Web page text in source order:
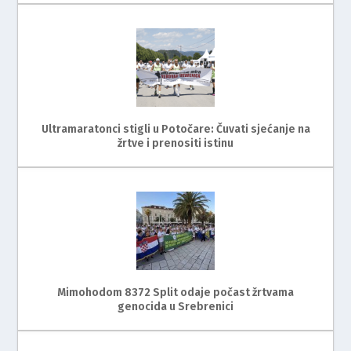
Ultramaratonci stigli u Potočare: Čuvati sjećanje na
žrtve i prenositi istinu
Mimohodom 8372 Split odaje počast žrtvama
genocida u Srebrenici